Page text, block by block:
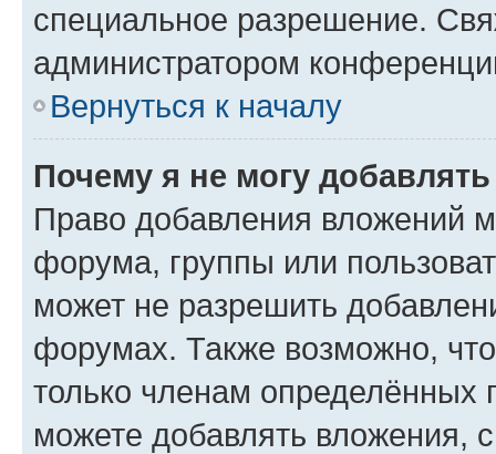
специальное разрешение.
администратором
Вернуться к началу
Почему я не могу
Право добавления вложений
форума, группы или
может не разрешить
форумах. Также возможно,
только членам определённых
можете добавлять вложения,